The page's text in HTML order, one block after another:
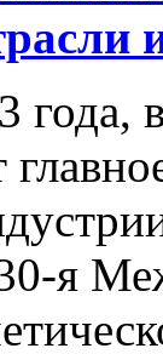
года,
я